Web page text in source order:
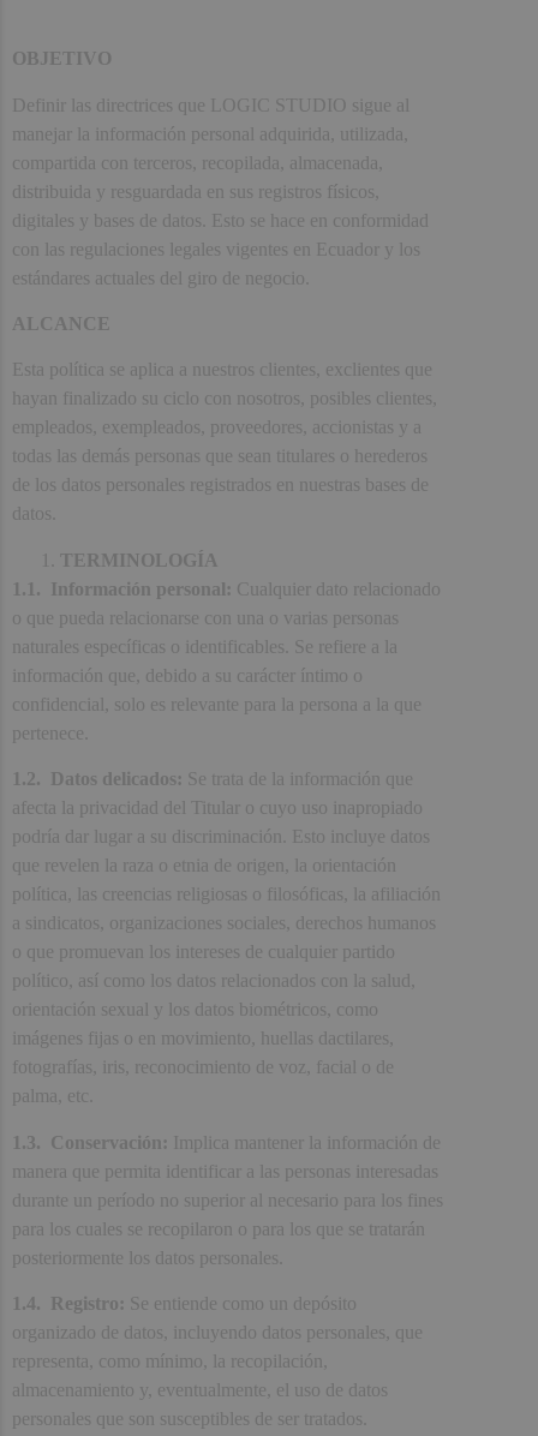
OBJETIVO
Definir las directrices que LOGIC STUDIO sigue al
manejar la información personal adquirida, utilizada,
compartida con terceros, recopilada, almacenada,
distribuida y resguardada en sus registros físicos,
digitales y bases de datos. Esto se hace en conformidad
con las regulaciones legales vigentes en Ecuador y los
estándares actuales del giro de negocio.
ALCANCE
Esta política se aplica a nuestros clientes, exclientes que
hayan finalizado su ciclo con nosotros, posibles clientes,
empleados, exempleados, proveedores, accionistas y a
todas las demás personas que sean titulares o herederos
de los datos personales registrados en nuestras bases de
datos.
TERMINOLOGÍA
1.1. Información personal: Cualquier dato relacionado
o que pueda relacionarse con una o varias personas
naturales específicas o identificables. Se refiere a la
información que, debido a su carácter íntimo o
confidencial, solo es relevante para la persona a la que
pertenece.
1.2. Datos delicados: Se trata de la información que
afecta la privacidad del Titular o cuyo uso inapropiado
podría dar lugar a su discriminación. Esto incluye datos
que revelen la raza o etnia de origen, la orientación
política, las creencias religiosas o filosóficas, la afiliación
a sindicatos, organizaciones sociales, derechos humanos
o que promuevan los intereses de cualquier partido
político, así como los datos relacionados con la salud,
orientación sexual y los datos biométricos, como
imágenes fijas o en movimiento, huellas dactilares,
fotografías, iris, reconocimiento de voz, facial o de
palma, etc.
1.3. Conservación: Implica mantener la información de
manera que permita identificar a las personas interesadas
durante un período no superior al necesario para los fines
para los cuales se recopilaron o para los que se tratarán
posteriormente los datos personales.
1.4. Registro: Se entiende como un depósito
organizado de datos, incluyendo datos personales, que
representa, como mínimo, la recopilación,
almacenamiento y, eventualmente, el uso de datos
personales que son susceptibles de ser tratados.